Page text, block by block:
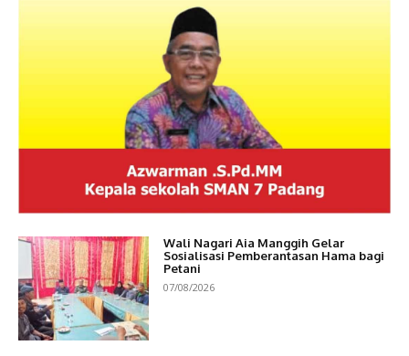
Wali Nagari Aia Manggih Gelar
Sosialisasi Pemberantasan Hama bagi
Petani
07/08/2026